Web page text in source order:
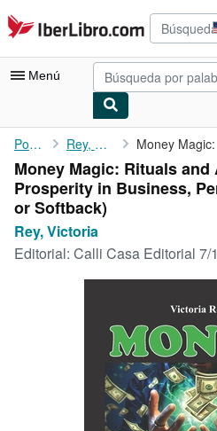
Pasar al contenido principal
IberLibro.com
Menú
Mi cuenta
Consultar mis pedidos
Búsqueda avanzada
Colecciones
Comenzar a vender
Portada Rey, Victoria
Money Magic: Rituals
Prosperity in Business,
or Softback)
Rey, Victoria
Editorial: Calli Casa Editorial 7/